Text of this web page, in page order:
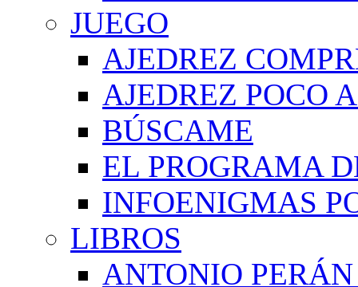
JUEGO
AJEDREZ
AJEDREZ POCO
BÚSCAME
EL PROGRAMA
INFOENIGMAS
LIBROS
ANTONIO